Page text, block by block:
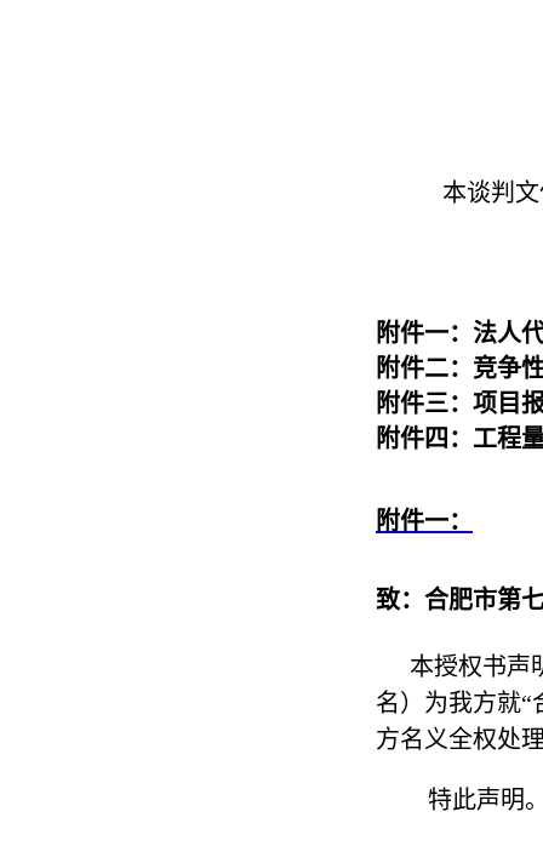
本谈判
附件一：法人
附件二：竞争
附件三：项目
附件四：工程
附件一：
致：合肥市第
本授权书声
名）为我方就“
方名义全权处
特此声明